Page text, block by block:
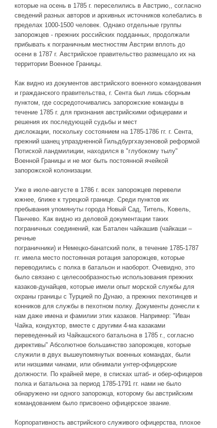
которые на осень в 1785 г. переселились в Австрию,, согласно
сведений разных авторов и архивных источников колебались в
пределах 1000-1500 человек. Однако отдельные группы
запорожцев - прежних российских подданных, продолжали
прибывать к пограничным местностям Австрии вплоть до
осени в 1787 г. Австрийское правительство размещало их на
территории Военное Границы.
Как видно из документов австрийского военного командования
и гражданского правительства, г. Сента был лишь сборным
пунктом, где сосредоточивались запорожские команды в
течение 1785 г. для признания австрийскими офицерами и
решения их последующей судьбы и мест
дислокации, поскольку состоянием на 1785-1786 гг. г. Сента,
прежний шанец упраздненной Гильдбургхаузеновой реформой
Потиской ландмилиции, находился в "глубокому тылу"
Военной Границы и не мог быть постоянной ячейкой
запорожской колонизации.
Уже в июле-августе в 1786 г. всех запорожцев перевели
южнее, ближе к турецкой границе. Среди пунктов их
пребывания упомянуты города Новый Сад, Титель, Ковель,
Панчево. Как видно из деловой документации таких
пограничных соединений, как Батален чайкашив (чайкаши –
речные
пограничники) и Немецко-банатский полк, в течение 1785-1787
гг. имела место постоянная ротация запорожцев, которые
переводились с полка в батальон и наоборот. Очевидно, это
было связано с целесообразностью использования прежних
казаков-дунайцев, которые имели опыт морской службы для
охраны границы с Турцией по Дунаю, а прежних пехотинцев и
конников для службы в пехотном полку. Документы донесли к
нам даже имена и фамилии этих казаков. Например: "Иван
Чайка, кондуктор, вместе с другими 4-ма казаками
переведенный из Чайкашского батальона в 1785 г., согласно
директивы" Абсолютное большинство запорожцев, которые
служили в двух вышеупомянутых военных командах, были
или низшими чинами, или обнимали унтер-офицерские
должности. По крайней мере, в списках штаб- и обер-офицеров
полка и батальона за период 1785-1791 гг. нами не было
обнаружено ни одного запорожца, которому бы австрийским
командованием было присвоено офицерское звание.
Корпоративность австрийского служивого офицерства, плохое